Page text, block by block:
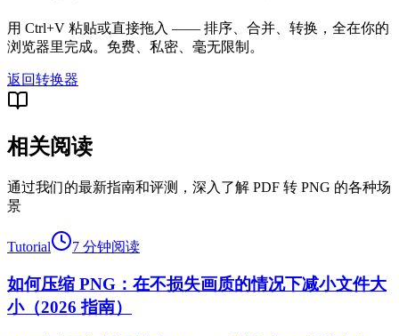
用 Ctrl+V 粘贴或直接拖入 —— 排序、合并、转换，全在你的
浏览器里完成。免费、私密、毫无限制。
返回转换器
相关阅读
通过我们的最新指南和评测，深入了解 PDF 转 PNG 的各种场
景
Tutorial 7 分钟阅读
如何压缩 PNG：在不损失画质的情况下减小文件大
小（2026 指南）